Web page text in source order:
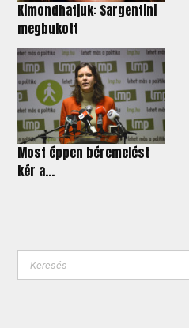
Kimondhatjuk: Sargentini
megbukott
Most éppen béremelést
kér a...